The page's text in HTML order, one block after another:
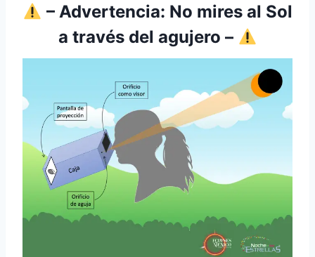
– Advertencia: No mires al Sol
a través del agujero –